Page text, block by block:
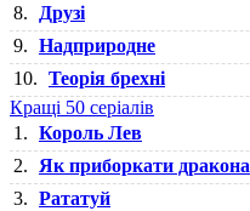
8.
Друзі
9. Надприродне
10. Теорія брехні
Кращі 50 серіалів
1. Король Лев
2.
Як приборкати дракона
3. Рататуй